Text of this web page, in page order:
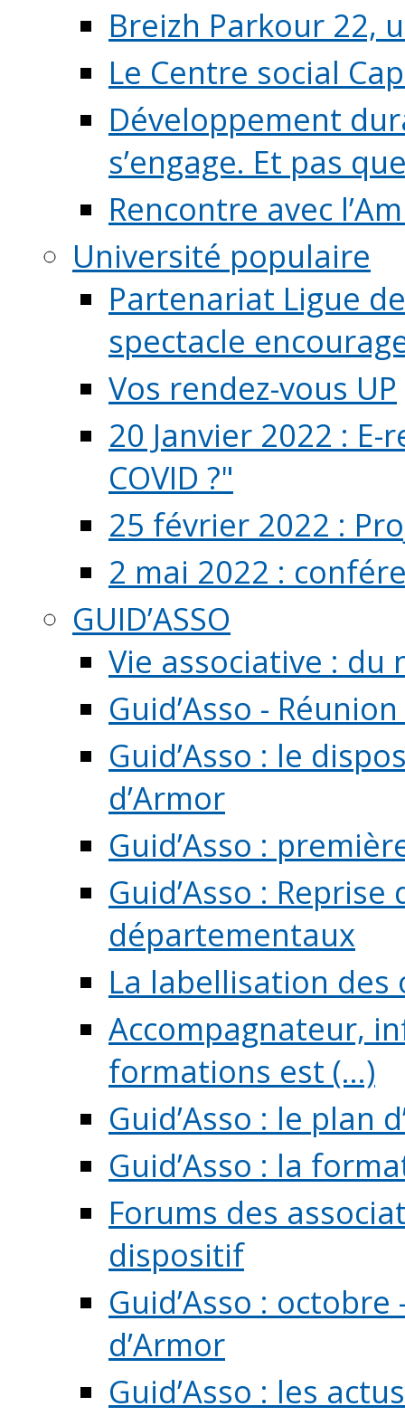
Breizh Parkour 22,
Le Centre social
Développement
s’engage. Et pas
Rencontre avec
Université populaire
Partenariat Ligue
spectacle
Vos rendez-vous UP
20 Janvier 2022 :
COVID ?"
25 février 2022 :
2 mai 2022 :
GUID’ASSO
Vie associative : du
Guid’Asso -
Guid’Asso : le
d’Armor
Guid’Asso :
Guid’Asso :
départementaux
La labellisation
Accompagnateur,
formations est (...)
Guid’Asso : le plan
Guid’Asso : la
Forums des
dispositif
Guid’Asso :
d’Armor
Guid’Asso : les